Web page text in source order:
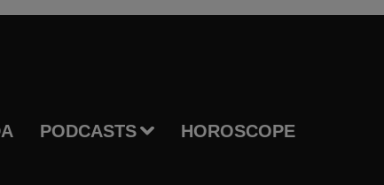
PODCASTS HOROSCOPE